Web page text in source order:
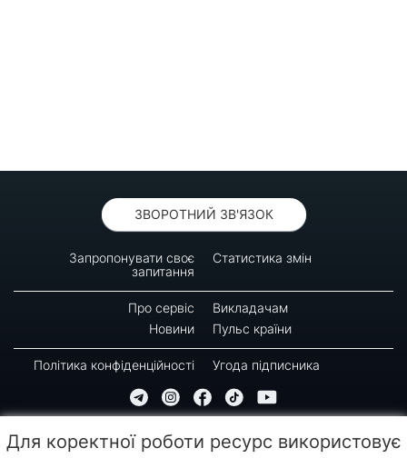
ЗВОРОТНИЙ ЗВ'ЯЗОК
Запропонувати своє
запитання
Статистика змін
Про сервіс
Викладачам
Новини
Пульс країни
Політика конфіденційності Угода підписника
Копіювання, передрук або використання матеріалів цієї сторінки для відтворення,
Для коректної роботи ресурс використовує